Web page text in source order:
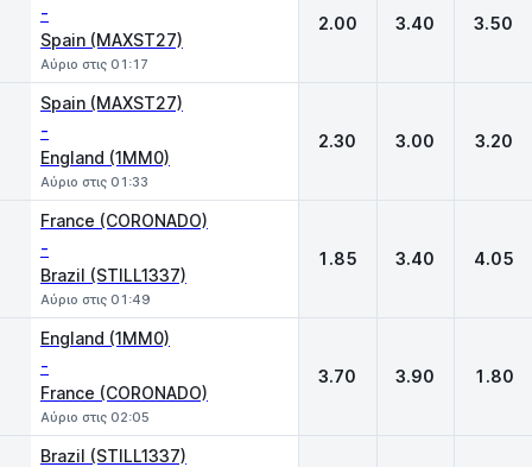
-
Spain (MAXST27)
Αύριο στις 01:17
2.00 3.40 3.50
Spain (MAXST27)
-
England (1MM0)
Αύριο στις 01:33
2.30 3.00 3.20
France (CORONADO)
-
Brazil (STILL1337)
Αύριο στις 01:49
1.85 3.40 4.05
England (1MM0)
-
France (CORONADO)
Αύριο στις 02:05
3.70 3.90 1.80
Brazil (STILL1337)